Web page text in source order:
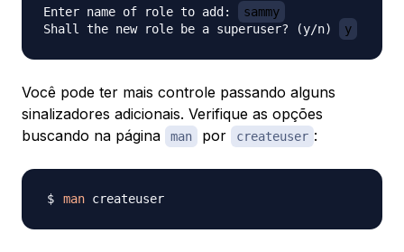
Enter name of role to add:
sammy
Shall the new role be a superuser? (y/n)
y
Você pode ter mais controle passando alguns
sinalizadores adicionais. Verifique as opções
buscando na página
man por createuser :
man